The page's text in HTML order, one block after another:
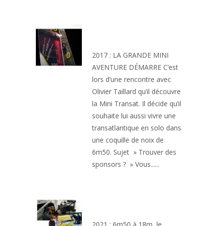
2017 : LA GRANDE MINI
AVENTURE DÉMARRE C’est
lors d’une rencontre avec
Olivier Taillard qu’il découvre
la Mini Transat. Il décide qu’il
souhaite lui aussi vivre une
transatlantique en solo dans
une coquille de noix de
6m50. Sujet » Trouver des
sponsors ? » Vous......